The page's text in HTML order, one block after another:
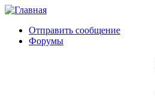
Отправить сообщение
Форумы